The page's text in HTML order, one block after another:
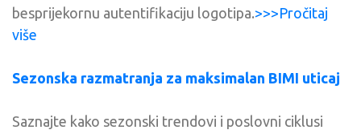
besprijekornu autentifikaciju logotipa.>>>Pročitaj
više
Sezonska razmatranja za maksimalan BIMI uticaj
Saznajte kako sezonski trendovi i poslovni ciklusi